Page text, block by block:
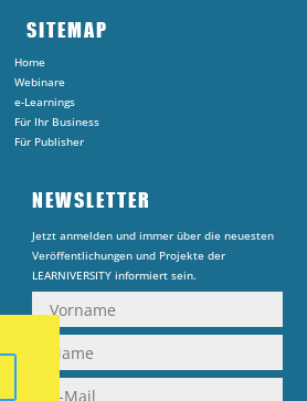
SITEMAP
Home
Webinare
e-Learnings
Für Ihr Business
Für Publisher
NEWSLETTER
Jetzt anmelden und immer über die neuesten
Veröffentlichungen und Projekte der
LEARNIVERSITY informiert sein.